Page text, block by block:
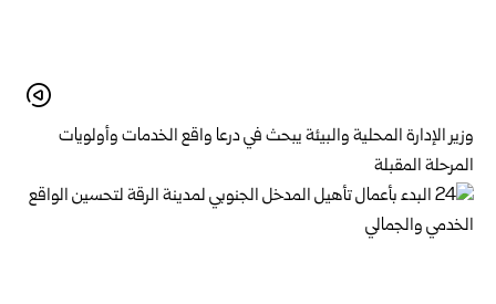
وزير الإدارة المحلية والبيئة يبحث في درعا واقع الخدمات وأولويات
المرحلة المقبلة